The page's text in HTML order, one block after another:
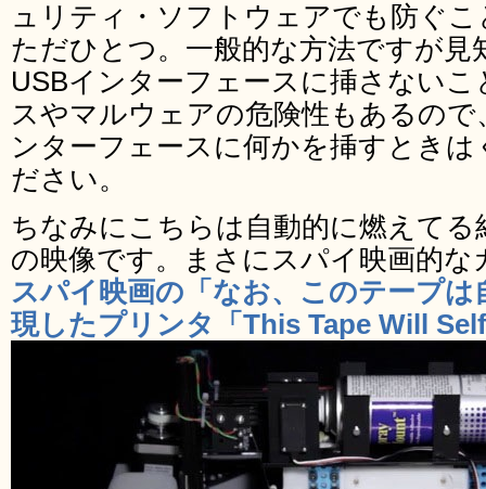
ュリティ・ソフトウェアでも防ぐ
ただひとつ。一般的な方法ですが見
USBインターフェースに挿さない
スやマルウェアの危険性もあるの
ンターフェースに何かを挿すとき
ださい。
ちなみにこちらは自動的に燃えて
の映像です。まさにスパイ映画的
スパイ映画の「なお、このテープは
現したプリンタ「This Tape Will